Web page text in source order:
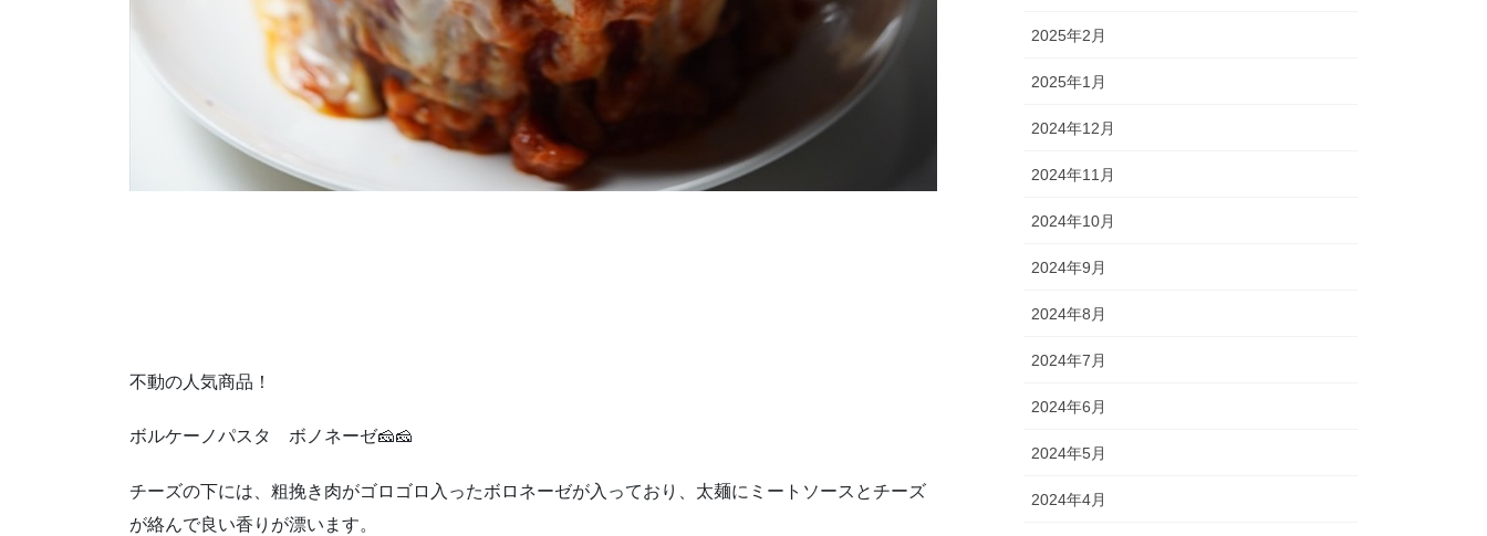
不動の人気商品！
ボルケーノパスタ ボノネーゼ🧀🧀
チーズの下には、粗挽き肉がゴロゴロ入ったボロネーゼが入っており、太麺にミートソースとチーズ
が絡んで良い香りが漂います。
2025年2月
2025年1月
2024年12月
2024年11月
2024年10月
2024年9月
2024年8月
2024年7月
2024年6月
2024年5月
2024年4月